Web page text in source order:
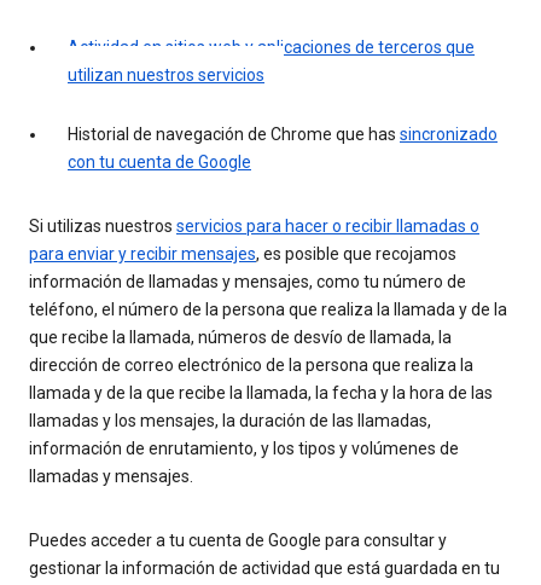
Actividad en sitios web y aplicaciones de terceros que
utilizan nuestros servicios
Historial de navegación de Chrome que has sincronizado
con tu cuenta de Google
Si utilizas nuestros servicios para hacer o recibir llamadas o
para enviar y recibir mensajes, es posible que recojamos
información de llamadas y mensajes, como tu número de
teléfono, el número de la persona que realiza la llamada y de la
que recibe la llamada, números de desvío de llamada, la
dirección de correo electrónico de la persona que realiza la
llamada y de la que recibe la llamada, la fecha y la hora de las
llamadas y los mensajes, la duración de las llamadas,
información de enrutamiento, y los tipos y volúmenes de
llamadas y mensajes.
Puedes acceder a tu cuenta de Google para consultar y
gestionar la información de actividad que está guardada en tu